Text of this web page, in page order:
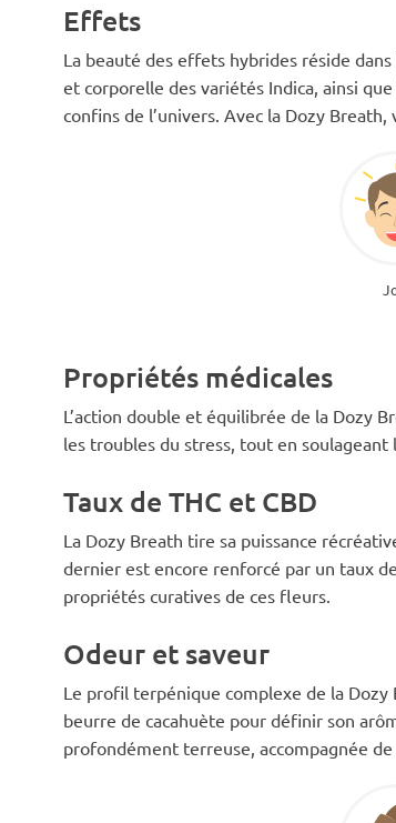
Effets
La beauté des effets hybrides réside
et corporelle des variétés Indica, ainsi
confins de l’univers. Avec la Dozy
Propriétés médicales
L’action double et équilibrée de la Dozy
les troubles du stress, tout en soulageant
Taux de THC et CBD
La Dozy Breath tire sa puissance
dernier est encore renforcé par un taux
propriétés curatives de ces fleurs.
Odeur et saveur
Le profil terpénique complexe de la
beurre de cacahuète pour définir son
profondément terreuse, accompagnée